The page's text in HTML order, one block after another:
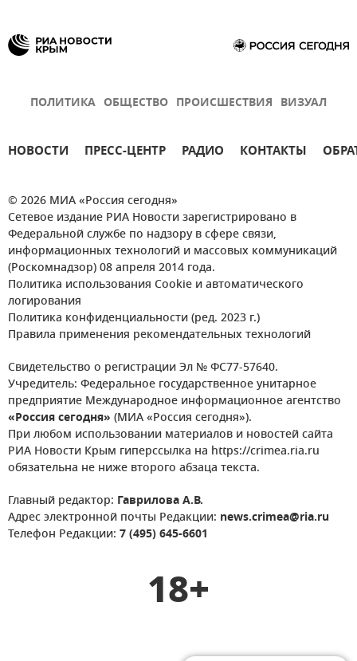
ПОЛИТИКА ОБЩЕСТВО ПРОИСШЕСТВИЯ ВИЗУАЛ
НОВОСТИ ПРЕСС-ЦЕНТР РАДИО КОНТАКТЫ
© 2026 МИА «Россия сегодня»
Сетевое издание РИА Новости зарегистрировано в
Федеральной службе по надзору в сфере связи,
информационных технологий и массовых коммуникаций
(Роскомнадзор) 08 апреля 2014 года.
Политика использования Cookie и автоматического
логирования
Политика конфиденциальности (ред. 2023 г.)
Правила применения рекомендательных технологий
Свидетельство о регистрации Эл № ФС77-57640.
Учредитель: Федеральное государственное унитарное
предприятие Международное информационное агентство
«Россия сегодня» (МИА «Россия сегодня»).
При любом использовании материалов и новостей сайта
РИА Новости Крым гиперссылка на https://crimea.ria.ru
обязательна не ниже второго абзаца текста.
Главный редактор: Гаврилова А.В.
Адрес электронной почты Редакции: news.crimea@ria.ru
Телефон Редакции: 7 (495) 645-6601
18+